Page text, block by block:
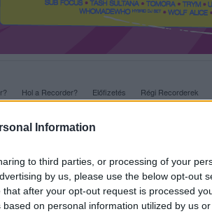
Information
to third parties, or processing of your
by us, please use the below opt-out
after your opt-out request is processed
on personal information utilized by us
Filmkritika Kultsarok
Hol a Recorder? Előfizetés Régi Recorderek
FRISS MAGYAR ZENÉK HETENTE!